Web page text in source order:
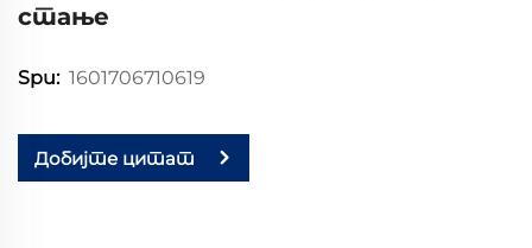
стање
Spu: 1601706710619
Добијте цитат